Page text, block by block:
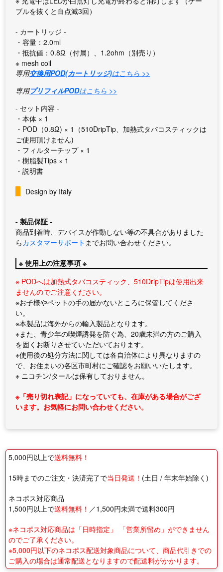
ブルを抜くと白点滅3回）
- カートリッジ -
・容量：2.0ml
・抵抗値：0.8Ω（付属）、1.2ohm（別売り）
※ mesh coil
専用交換用POD(カートリッジ)はこちら >>
専用プリフィルPODはこちら >>
- セット内容 -
・本体 × 1
・POD（0.8Ω) × 1（510DripTip、加熱式タバコスティックは
ご使用頂けません)
・フィルターチップ × 1
・樹脂製Tips × 1
・説明書
Design by Italy
- 製品保証 -
商品到着時、デバイスが作動しない等の不具合がありました
らカスタマーサポート までお問い合わせください。
※ 使用上の注意事項 ※
※ PODへは加熱式タバコスティック、510DripTipは使用出来
ませんのでご注意ください。
※お子様やペットの手の届かないところに保管してくださ
い。
※本製品は海外からの輸入製品となります。
※また、青少年の喫煙誘発を防ぐ為、20歳未満の方のご購入
を固くお断りさせていただいております。
※使用後の処分方法に関しては各自治体により異なりますの
で、お住まいの各区市町村にご確認をお願いいたします。
※ ニコチン/タールは保有しておりません。
※「売り切れ表記」になっていても、在庫がある場合がござ
います。お気軽にお問い合わせください。
5,000円以上で送料無料！
15時までのご注文・決済完了で当日発送！ (土日 / 年末年始除く)
ネコポス対応商品
1,500円以上で送料無料！ ／1,500円未満で送料300円
※ネコポス対応商品は「日時指定」 「営業所留め」ができません
のでご了承ください。
※5,000円以下のネコポス配送対象商品について、商品代引きでの
ご購入の場合は通常配送となりますので配送料がかかります。